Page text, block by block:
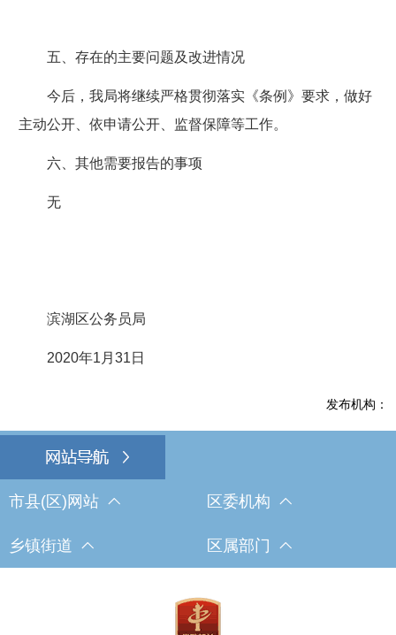
五、存在的主要问题及改进情况
今后，我局将继续严格贯彻落实《条例》要求，做好
主动公开、依申请公开、监督保障等工作。
六、其他需要报告的事项
无
滨湖区公务员局
2020年1月31日
发布机构：
市县(区)网站 区委机构
乡镇街道 区属部门